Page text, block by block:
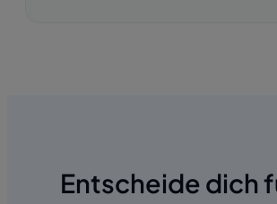
Entscheide dich